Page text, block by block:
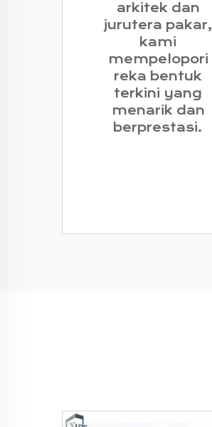
arkitek dan
jurutera pakar,
kami
mempelopori
reka bentuk
terkini yang
menarik dan
berprestasi.